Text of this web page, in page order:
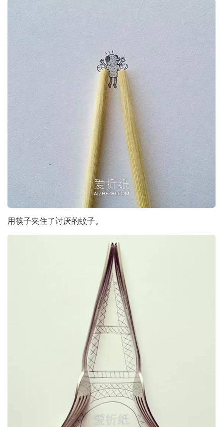
用筷子夹住了讨厌的蚊子。